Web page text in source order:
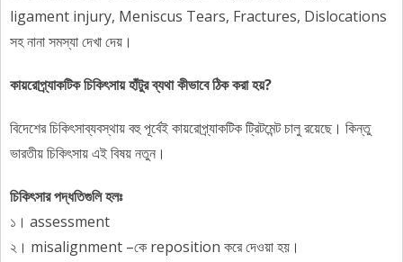
ligament injury, Meniscus Tears, Fractures, Dislocations
সহ নানা সমস্যা দেখা দেয়।
কায়রোপ্র্যাকটিক চিকিৎসায় হাঁটুর ব্যথা কীভাবে ঠিক করা হয়?
বিদেশের চিকিৎসাব্যবস্থায় বহু পূর্বেই কায়রোপ্র্যাকটিক ট্রিটমেন্ট চালু রয়েছে। কিন্তু
ভারতীয় চিকিৎসায় এই বিষয় নতুন।
চিকিৎসার পদ্ধতিগুলি হলঃ
১। assessment
২। misalignment –কে reposition করে দেওয়া হয়।